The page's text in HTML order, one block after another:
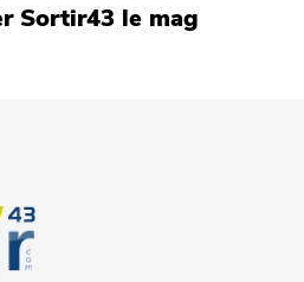
Sortir43 le mag